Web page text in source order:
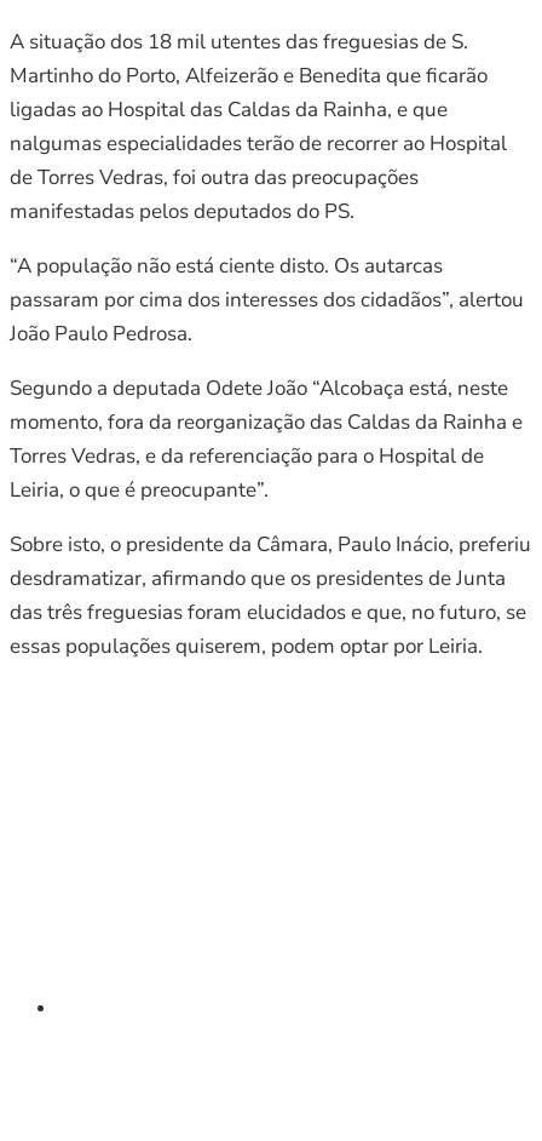
A situação dos 18 mil utentes das freguesias de S.
Martinho do Porto, Alfeizerão e Benedita que ficarão
ligadas ao Hospital das Caldas da Rainha, e que
nalgumas especialidades terão de recorrer ao Hospital
de Torres Vedras, foi outra das preocupações
manifestadas pelos deputados do PS.
“A população não está ciente disto. Os autarcas
passaram por cima dos interesses dos cidadãos”, alertou
João Paulo Pedrosa.
Segundo a deputada Odete João “Alcobaça está, neste
momento, fora da reorganização das Caldas da Rainha e
Torres Vedras, e da referenciação para o Hospital de
Leiria, o que é preocupante”.
Sobre isto, o presidente da Câmara, Paulo Inácio, preferiu
desdramatizar, afirmando que os presidentes de Junta
das três freguesias foram elucidados e que, no futuro, se
essas populações quiserem, podem optar por Leiria.